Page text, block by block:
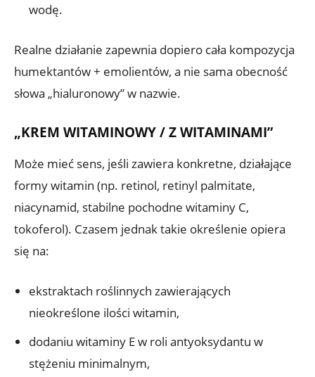
wodę.
Realne działanie zapewnia dopiero cała kompozycja
humektantów + emolientów, a nie sama obecność
słowa „hialuronowy” w nazwie.
„KREM WITAMINOWY / Z WITAMINAMI”
Może mieć sens, jeśli zawiera konkretne, działające
formy witamin (np. retinol, retinyl palmitate,
niacynamid, stabilne pochodne witaminy C,
tokoferol). Czasem jednak takie określenie opiera
się na:
ekstraktach roślinnych zawierających
nieokreślone ilości witamin,
dodaniu witaminy E w roli antyoksydantu w
stężeniu minimalnym,